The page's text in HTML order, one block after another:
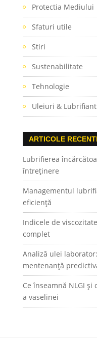
Protectia Mediului
Sfaturi utile
Stiri
Sustenabilitate
Tehnologie
Uleiuri &
ARTICOLE
Lubrifierea
întreținere
Managementul
eficiență
Indicele de
complet
Analiză ulei
mentenanță
Ce înseamnă NLGI
a vaselinei